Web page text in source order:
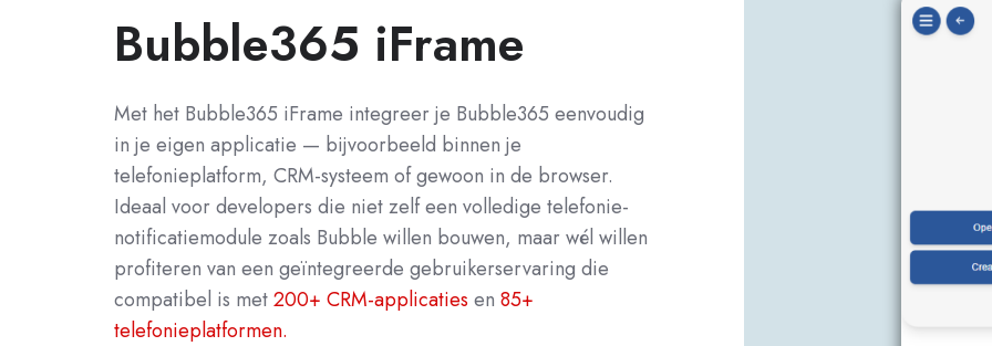
Bubble365 iFrame
Met het Bubble365 iFrame integreer je Bubble365 eenvoudig
in je eigen applicatie — bijvoorbeeld binnen je
telefonieplatform, CRM-systeem of gewoon in de browser.
Ideaal voor developers die niet zelf een volledige telefonie-
notificatiemodule zoals Bubble willen bouwen, maar wél willen
profiteren van een geïntegreerde gebruikerservaring die
compatibel is met200+ CRM-applicaties en 85+
telefonieplatformen.